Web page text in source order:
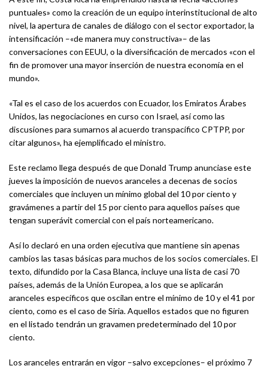
puntuales» como la creación de un equipo interinstitucional de alto
nivel, la apertura de canales de diálogo con el sector exportador, la
intensificación –«de manera muy constructiva»– de las
conversaciones con EEUU, o la diversificación de mercados «con el
fin de promover una mayor inserción de nuestra economía en el
mundo».
«Tal es el caso de los acuerdos con Ecuador, los Emiratos Árabes
Unidos, las negociaciones en curso con Israel, así como las
discusiones para sumarnos al acuerdo transpacífico CPTPP, por
citar algunos», ha ejemplificado el ministro.
Este reclamo llega después de que Donald Trump anunciase este
jueves la imposición de nuevos aranceles a decenas de socios
comerciales que incluyen un mínimo global del 10 por ciento y
gravámenes a partir del 15 por ciento para aquellos países que
tengan superávit comercial con el país norteamericano.
Así lo declaró en una orden ejecutiva que mantiene sin apenas
cambios las tasas básicas para muchos de los socios comerciales. El
texto, difundido por la Casa Blanca, incluye una lista de casi 70
países, además de la Unión Europea, a los que se aplicarán
aranceles específicos que oscilan entre el mínimo de 10 y el 41 por
ciento, como es el caso de Siria. Aquellos estados que no figuren
en el listado tendrán un gravamen predeterminado del 10 por
ciento.
Los aranceles entrarán en vigor –salvo excepciones– el próximo 7